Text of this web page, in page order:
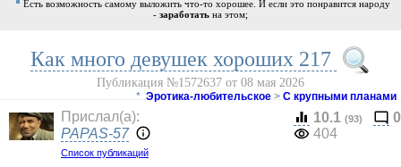
Есть возможность самому выложить что-то хорошее. И если это понравится народу
- заработать на этом;
Как много девушек хороших 217
Публикация №1572637 от 08 мая 2026
* Эротика-любительское > С крупными планами
Прислал(a):
PAPAS-57
Список публикаций
10.1 (93)
0
404